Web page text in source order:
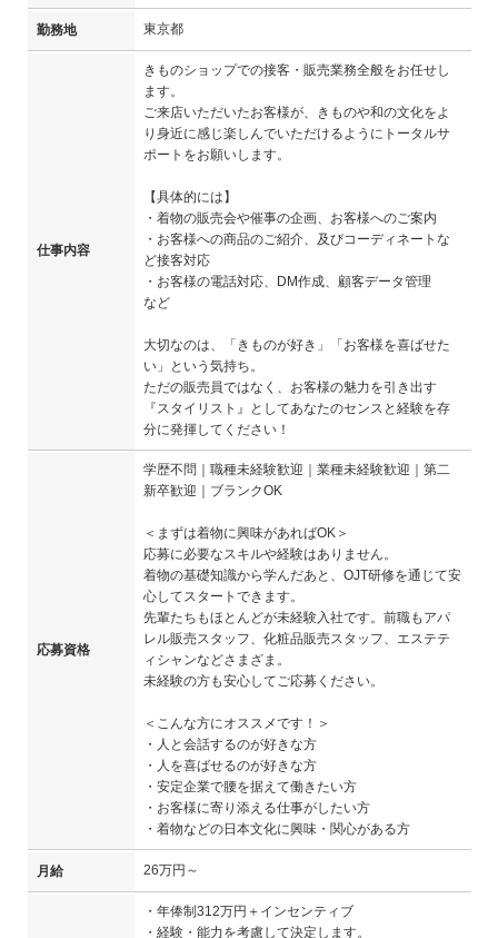
勤務地 東京都
仕事内容
きものショップでの接客・販売業務全般をお任せし
ます。
ご来店いただいたお客様が、きものや和の文化をよ
り身近に感じ楽しんでいただけるようにトータルサ
ポートをお願いします。
【具体的には】
・着物の販売会や催事の企画、お客様へのご案内
・お客様への商品のご紹介、及びコーディネートな
ど接客対応
・お客様の電話対応、DM作成、顧客データ管理
など
大切なのは、「きものが好き」「お客様を喜ばせた
い」という気持ち。
ただの販売員ではなく、お客様の魅力を引き出す
『スタイリスト』としてあなたのセンスと経験を存
分に発揮してください！
応募資格
学歴不問｜職種未経験歓迎｜業種未経験歓迎｜第二
新卒歓迎｜ブランクOK
＜まずは着物に興味があればOK＞
応募に必要なスキルや経験はありません。
着物の基礎知識から学んだあと、OJT研修を通じて安
心してスタートできます。
先輩たちもほとんどが未経験入社です。前職もアパ
レル販売スタッフ、化粧品販売スタッフ、エステテ
ィシャンなどさまざま。
未経験の方も安心してご応募ください。
＜こんな方にオススメです！＞
・人と会話するのが好きな方
・人を喜ばせるのが好きな方
・安定企業で腰を据えて働きたい方
・お客様に寄り添える仕事がしたい方
・着物などの日本文化に興味・関心がある方
月給 26万円～
・年俸制312万円＋インセンティブ
・経験・能力を考慮して決定します。